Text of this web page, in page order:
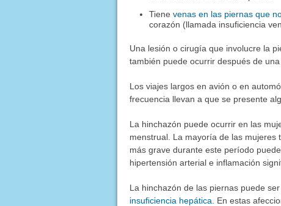
Tienevenas en las piernas que
corazón (llamada insuficiencia
Una lesión o cirugía que involucre la
también puede ocurrir después de
Los viajes largos en avión o en
frecuencia llevan a que se presente
La hinchazón puede ocurrir en las
menstrual. La mayoría de las mujeres
más grave durante este período
hipertensión arterial e inflamación
La hinchazón de las piernas puede
insuficiencia hepática . En estas